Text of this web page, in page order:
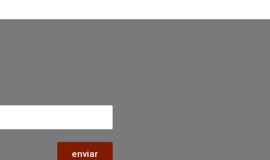
enviar